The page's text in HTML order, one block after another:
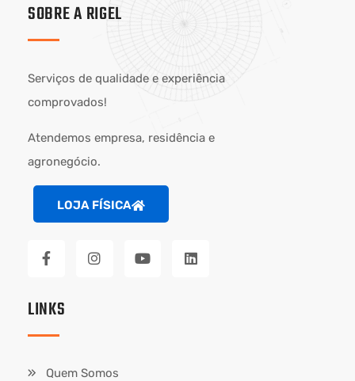
SOBRE A RIGEL
Serviços de qualidade e experiência
comprovados!
Atendemos empresa, residência e
agronegócio.
LOJA FÍSICA
LINKS
Quem Somos